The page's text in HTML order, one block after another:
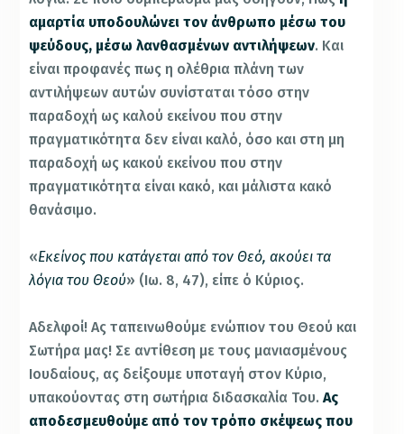
αμαρτία υποδουλώνει τον άνθρωπο μέσω του
ψεύδους, μέσω λανθασμένων αντιλήψεων. Και
είναι προφανές πως η ολέθρια πλάνη των
αντιλήψεων αυτών συνίσταται τόσο στην
παραδοχή ως καλού εκείνου που στην
πραγματικότητα δεν είναι καλό, όσο και στη μη
παραδοχή ως κακού εκείνου που στην
πραγματικότητα είναι κακό, και μάλιστα κακό
θανάσιμο.
«Εκείνος που κατάγεται από τον Θεό, ακούει τα
λόγια του Θεού» (Ιω. 8, 47), είπε ό Κύριος.
Αδελφοί! Ας ταπεινωθούμε ενώπιον του Θεού και
Σωτήρα μας! Σε αντίθεση με τους μανιασμένους
Ιουδαίους, ας δείξουμε υποταγή στον Κύριο,
υπακούοντας στη σωτήρια διδασκαλία Του.Ας
αποδεσμευθούμε από τον τρόπο σκέψεως που